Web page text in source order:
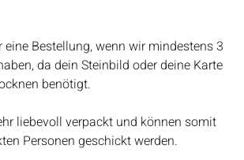
Bestellung, wenn wir mindestens 3
da dein Steinbild oder deine Karte
benötigt.
liebevoll verpackt und können somit
Personen geschickt werden.